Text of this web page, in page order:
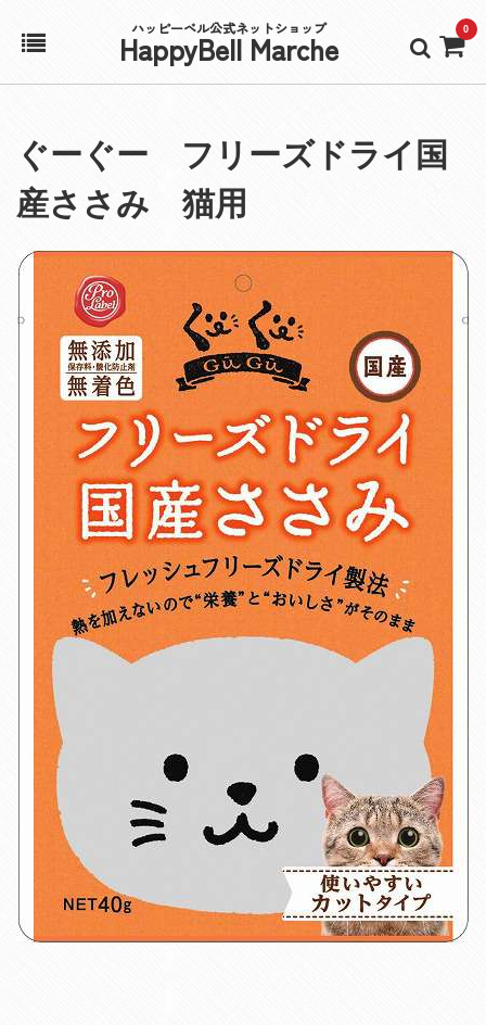
ハッピーベル公式ネットショップ
HappyBell Marche 0
アカウント
カート
ぐーぐー フリーズドライ国
産ささみ 猫用